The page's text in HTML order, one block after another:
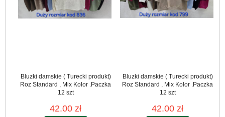
Bluzki damskie ( Turecki produkt)
Roz Standard , Mix Kolor .Paczka
12 szt
42.00 zł
Bluzki damskie ( Turecki produkt)
Roz Standard , Mix Kolor .Paczka
12 szt
42.00 zł